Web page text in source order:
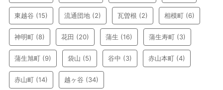
東越谷 (15) 流通団地 (2) 瓦曽根 (2) 相模町 (6)
神明町 (8) 花田 (20) 蒲生 (16) 蒲生寿町 (3)
蒲生旭町 (9) 袋山 (5) 谷中 (3) 赤山本町 (4)
赤山町 (14) 越ヶ谷 (34)